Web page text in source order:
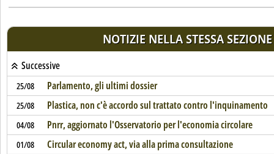
NOTIZIE NELLA STESSA SEZIONE
Successive
25/08 Parlamento, gli ultimi dossier
25/08 Plastica, non c'è accordo sul trattato contro l'inquinamento
04/08 Pnrr, aggiornato l'Osservatorio per l'economia circolare
01/08 Circular economy act, via alla prima consultazione